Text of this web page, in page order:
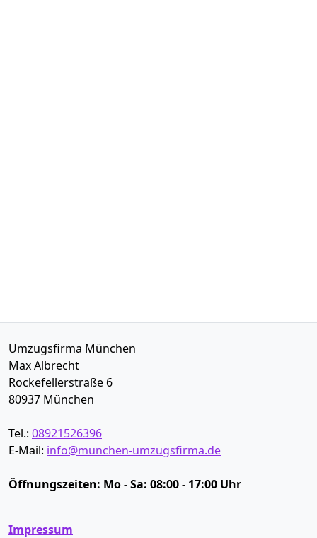
Umzugsfirma München
Max Albrecht
Rockefellerstraße 6
80937 München
Tel.: 08921526396
E-Mail: info@munchen-umzugsfirma.de
Öffnungszeiten: Mo - Sa: 08:00 - 17:00 Uhr
Impressum